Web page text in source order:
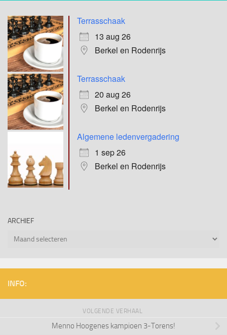
Terrasschaak
13 aug 26
Berkel en Rodenrijs
Terrasschaak
20 aug 26
Berkel en Rodenrijs
Algemene ledenvergadering
1 sep 26
Berkel en Rodenrijs
ARCHIEF
Archief
INFO:
VOLGENDE VERHAAL
Menno Hoogenes kampioen 3-Torens!